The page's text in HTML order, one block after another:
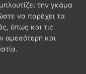
την γκάμα
να παρέχει τα
όπως και τις
αμεσότερη και